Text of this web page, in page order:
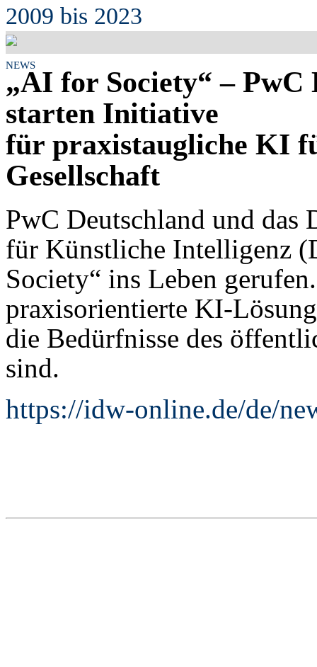
2009 bis 2023
NEWS
„AI for Society“ –
starten Initiative
für praxistaugliche KI
Gesellschaft
PwC Deutschland und das
für Künstliche Intelligenz
Society“ ins Leben
praxisorientierte KI-
die Bedürfnisse des
sind.
https://idw-online.de/de/